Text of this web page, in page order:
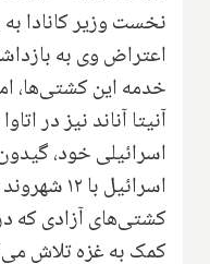
نخست وزیر کانادا
خدمه این کشتی‌ها،
آنیتا آناند نیز در
اسرائیلی خود،
اسرائیل
کمک به غزه تلاش